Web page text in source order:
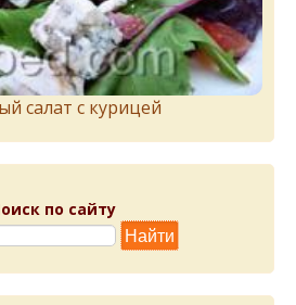
салат с курицей
по сайту